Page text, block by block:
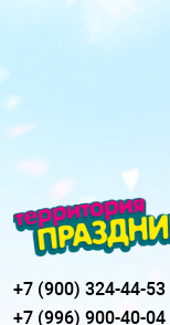
+7 (900) 324-44-53
+7 (996) 900-40-04